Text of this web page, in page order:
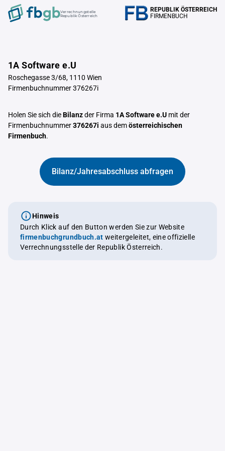
Verrechnungstelle
Republik Österreich
REPUBLIK ÖSTERREICH
FIRMENBUCH
1A Software e.U
Roschegasse 3/68, 1110 Wien
Firmenbuchnummer 376267i
Holen Sie sich dieBilanzder Firma 1A Software e.U mit der
Firmenbuchnummer376267i aus demösterreichischen
Firmenbuch.
Bilanz/Jahresabschluss abfragen
Hinweis
Durch Klick auf den Button werden Sie zur Website
firmenbuchgrundbuch.at weitergeleitet, eine offizielle
Verrechnungsstelle der Republik Österreich.